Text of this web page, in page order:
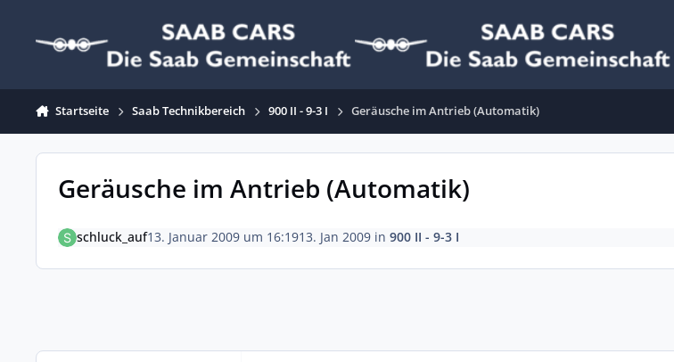
Startseite Saab Technikbereich 900 II - 9-3 I Geräusche im Antrieb (Automatik)
Geräusche im Antrieb (Automatik)
schluck_auf13. Januar 2009 um 16:1913. Jan 2009in 900 II - 9-3 I